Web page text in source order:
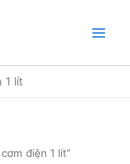
1 lít
điện 1 lít”